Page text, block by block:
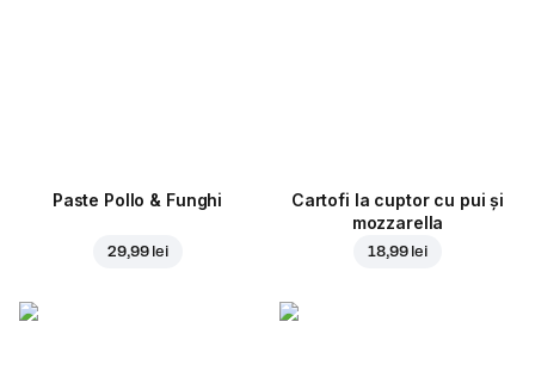
Paste Pollo & Funghi
29,99 lei
Cartofi la cuptor cu pui și
mozzarella
18,99 lei